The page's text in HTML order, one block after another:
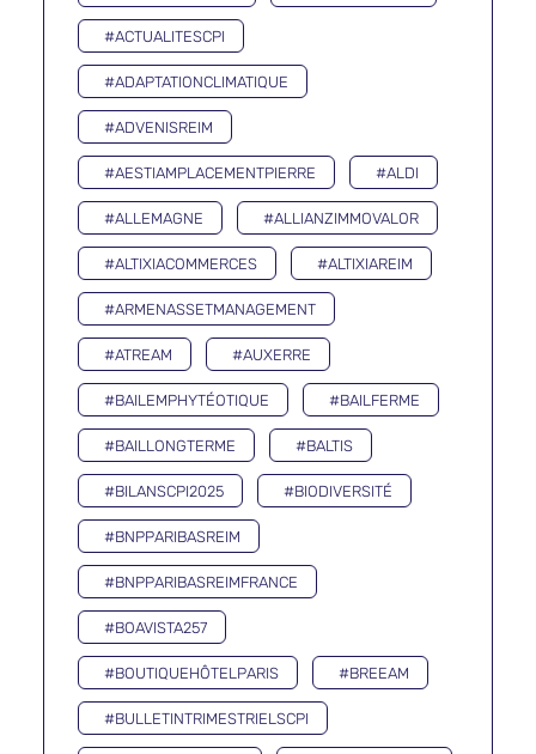
#ACTUALITESCPI
#ADAPTATIONCLIMATIQUE
#ADVENISREIM
#AESTIAMPLACEMENTPIERRE #ALDI
#ALLEMAGNE #ALLIANZIMMOVALOR
#ALTIXIACOMMERCES #ALTIXIAREIM
#ARMENASSETMANAGEMENT
#ATREAM #AUXERRE
#BAILEMPHYTÉOTIQUE #BAILFERME
#BAILLONGTERME #BALTIS
#BILANSCPI2025 #BIODIVERSITÉ
#BNPPARIBASREIM
#BNPPARIBASREIMFRANCE
#BOAVISTA257
#BOUTIQUEHÔTELPARIS #BREEAM
#BULLETINTRIMESTRIELSCPI